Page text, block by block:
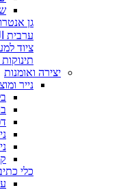
גן
ערבית
ציוד למעון
תינוקות
יצירה ואומנות
נייר
כלי